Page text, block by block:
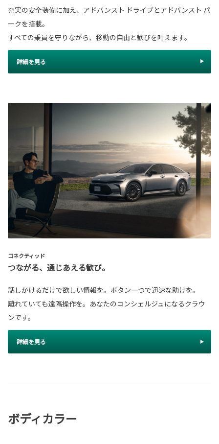
充実の安全装備に加え、アドバンスト ドライブとアドバンスト パ
ークを搭載。
すべての乗員を守りながら、移動の自由と歓びを叶えます。
詳細を見る
コネクティッド
つながる、通じあえる歓び。
話しかけるだけで欲しい情報を。ボタン一つで迅速な助けを。
離れていても遠隔操作を。あなたのコンシェルジュになるクラウ
ンです。
詳細を見る
ボディカラー